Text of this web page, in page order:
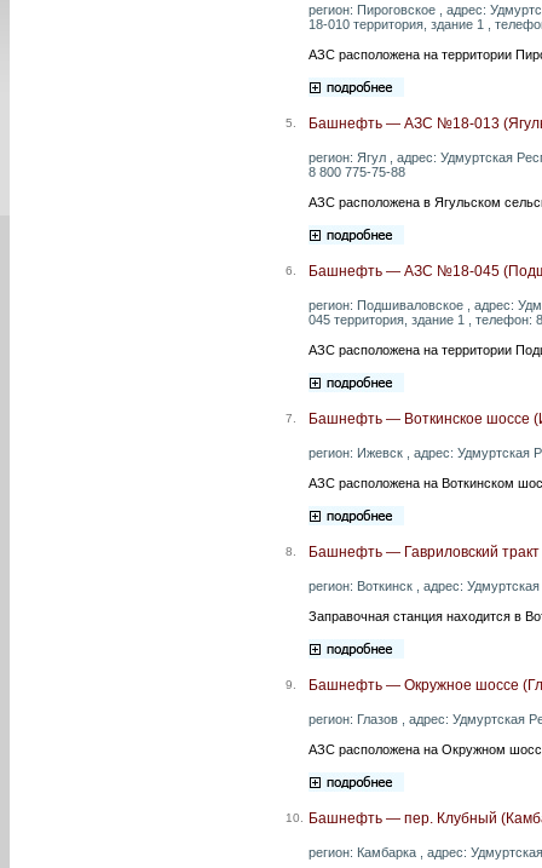
регион: Пироговское , адрес:
18-010 территория, здание 1 ,
АЗС расположена на территории
5. Башнефть — АЗС №18-013
регион: Ягул , адрес: Удмуртская
8 800 775-75-88
АЗС расположена в Ягульском
6. Башнефть — АЗС №18-045
регион: Подшиваловское , адрес:
045 территория, здание 1 , телефон:
АЗС расположена на территории
7. Башнефть — Воткинское шоссе
регион: Ижевск , адрес: Удмуртская
АЗС расположена на Воткинском
8. Башнефть — Гавриловский тракт
регион: Воткинск , адрес:
Заправочная станция находится в
9. Башнефть — Окружное шоссе
регион: Глазов , адрес: Удмуртская
АЗС расположена на Окружном
10. Башнефть — пер. Клубный
регион: Камбарка , адрес: